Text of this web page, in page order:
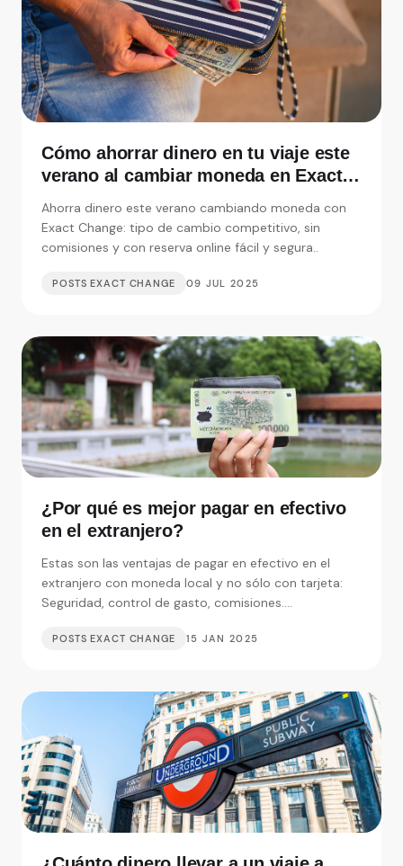
Cómo ahorrar dinero en tu viaje este
verano al cambiar moneda en Exact
Ahorra dinero este verano cambiando moneda con
Exact Change: tipo de cambio competitivo, sin
comisiones y con reserva online fácil y segura..
POSTS EXACT CHANGE 09 JUL 2025
¿Por qué es mejor pagar en efectivo
en el extranjero?
Estas son las ventajas de pagar en efectivo en el
extranjero con moneda local y no sólo con tarjeta:
Seguridad, control de gasto, comisiones....
POSTS EXACT CHANGE 15 JAN 2025